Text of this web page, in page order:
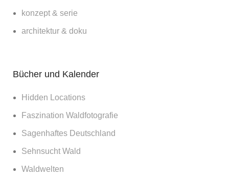
konzept & serie
architektur & doku
Bücher und Kalender
Hidden Locations
Faszination Waldfotografie
Sagenhaftes Deutschland
Sehnsucht Wald
Waldwelten